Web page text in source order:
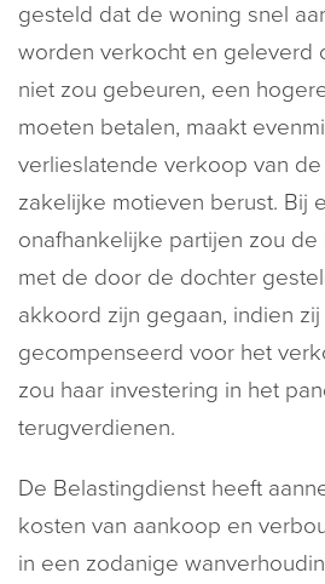
gesteld dat de woning snel
worden verkocht en geleverd
niet zou gebeuren, een
moeten betalen, maakt
verlieslatende verkoop van
zakelijke motieven berust. Bij
onafhankelijke partijen zou de
met de door de dochter
akkoord zijn gegaan, indien
gecompenseerd voor het
zou haar investering in het
terugverdienen.
De Belastingdienst heeft
kosten van aankoop en
in een zodanige